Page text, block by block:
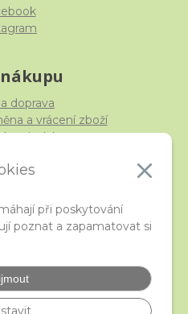
při poskytování
poznat a zapamatovat si
doprava
a vrácení zboží
podmínky
otázky
značky